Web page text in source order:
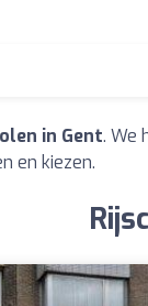
in Gent. We
en kiezen.